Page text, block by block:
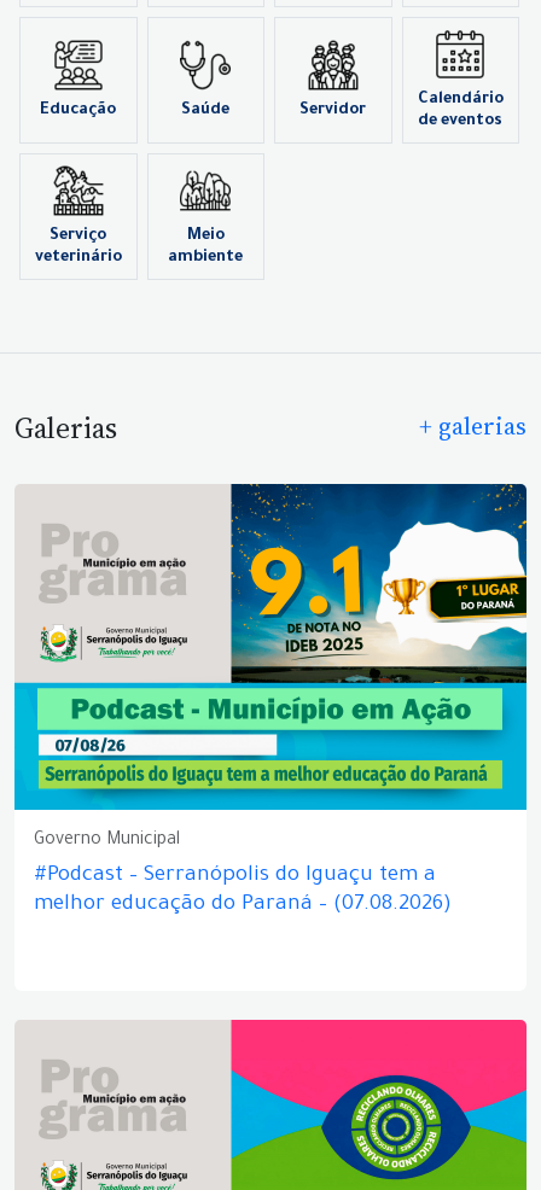
Educação Saúde Servidor
Calendário
de eventos
Serviço
veterinário
Meio
ambiente
Galerias + galerias
Governo Municipal
#Podcast – Serranópolis do Iguaçu tem a
melhor educação do Paraná – (07.08.2026)